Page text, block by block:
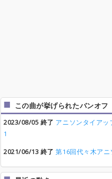
この曲が挙げられたバンオフ
2023/08/05 終了 アニソンタイア
1
2021/06/13 終了 第16回代々木ア